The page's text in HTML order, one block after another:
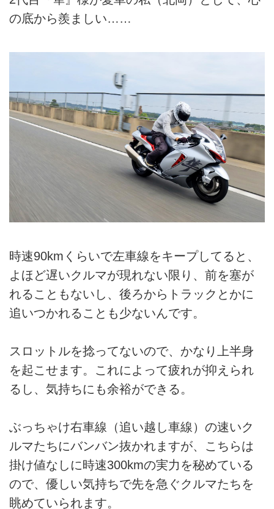
の底から羨ましい……
時速90kmくらいで左車線をキープしてると、
よほど遅いクルマが現れない限り、前を塞が
れることもないし、後ろからトラックとかに
追いつかれることも少ないんです。
スロットルを捻ってないので、かなり上半身
を起こせます。これによって疲れが抑えられ
るし、気持ちにも余裕ができる。
ぶっちゃけ右車線（追い越し車線）の速いク
ルマたちにバンバン抜かれますが、こちらは
掛け値なしに時速300kmの実力を秘めている
ので、優しい気持ちで先を急ぐクルマたちを
眺めていられます。